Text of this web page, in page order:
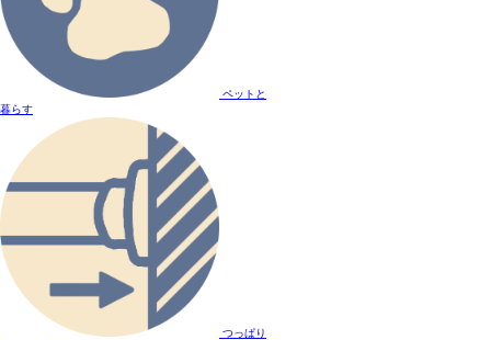
ペットと
暮らす
つっぱり